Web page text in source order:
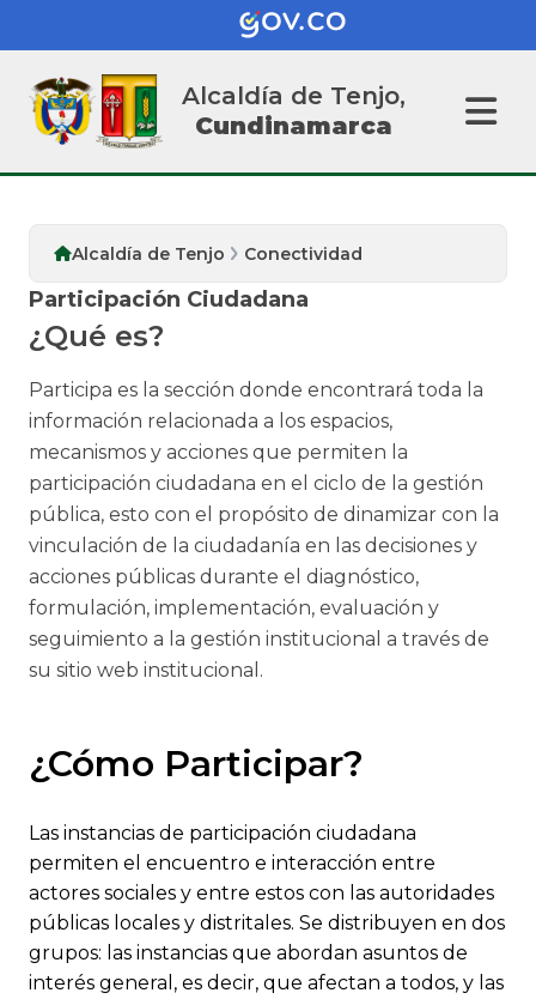
Alcaldía de Tenjo,
Cundinamarca
Alcaldía de Tenjo Conectividad
Participación Ciudadana
¿Qué es?
Participa es la sección donde encontrará toda la
información relacionada a los espacios,
mecanismos y acciones que permiten la
participación ciudadana en el ciclo de la gestión
pública, esto con el propósito de dinamizar con la
vinculación de la ciudadanía en las decisiones y
acciones públicas durante el diagnóstico,
formulación, implementación, evaluación y
seguimiento a la gestión institucional a través de
su sitio web institucional.
¿Cómo Participar?
Las instancias de participación ciudadana
permiten el encuentro e interacción entre
actores sociales y entre estos con las autoridades
públicas locales y distritales. Se distribuyen en dos
grupos: las instancias que abordan asuntos de
interés general, es decir, que afectan a todos, y las